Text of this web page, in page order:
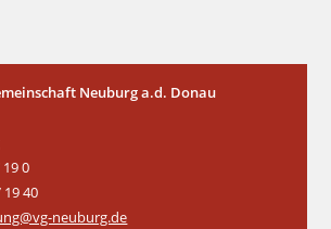
Neuburg a.d. Donau
19 0
19 40
neuburg.de